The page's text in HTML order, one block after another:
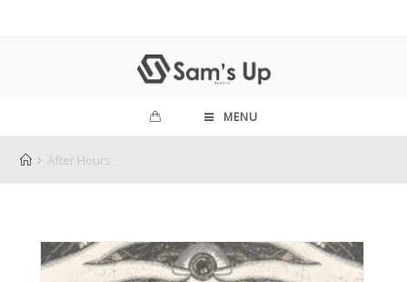
MENU
After Hours